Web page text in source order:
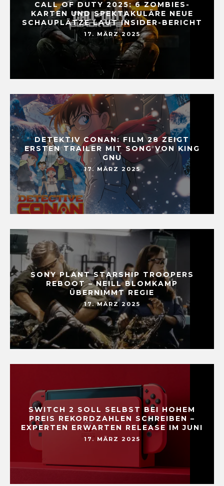
CALL OF DUTY 2025: 6 ZOMBIES-
KARTEN UND SPEKTAKULÄRE NEUE
SCHAUPLÄTZE LAUT INSIDER-BERICHT
17. MÄRZ 2025
DETEKTIV CONAN: FILM 28 ZEIGT
ERSTEN TRAILER MIT SONG VON KING
GNU
17. MÄRZ 2025
SONY PLANT STARSHIP TROOPERS
REBOOT – NEILL BLOMKAMP
ÜBERNIMMT REGIE
17. MÄRZ 2025
SWITCH 2 SOLL SELBST BEI HOHEM
PREIS REKORDZAHLEN SCHREIBEN –
EXPERTEN ERWARTEN RELEASE IM JUNI
17. MÄRZ 2025